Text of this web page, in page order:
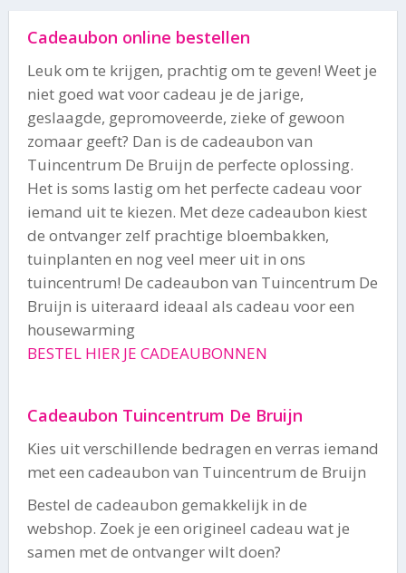
Cadeaubon online bestellen
Leuk om te krijgen, prachtig om te geven! Weet je
niet goed wat voor cadeau je de jarige,
geslaagde, gepromoveerde, zieke of gewoon
zomaar geeft? Dan is de cadeaubon van
Tuincentrum De Bruijn de perfecte oplossing.
Het is soms lastig om het perfecte cadeau voor
iemand uit te kiezen. Met deze cadeaubon kiest
de ontvanger zelf prachtige bloembakken,
tuinplanten en nog veel meer uit in ons
tuincentrum! De cadeaubon van Tuincentrum De
Bruijn is uiteraard ideaal als cadeau voor een
housewarming
BESTEL HIER JE CADEAUBONNEN
Cadeaubon Tuincentrum De Bruijn
Kies uit verschillende bedragen en verras iemand
met een cadeaubon van Tuincentrum de Bruijn
Bestel de cadeaubon gemakkelijk in de
webshop. Zoek je een origineel cadeau wat je
samen met de ontvanger wilt doen?